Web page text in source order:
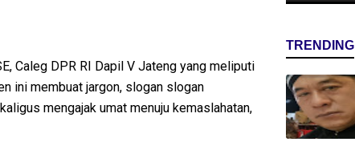
Caleg DPR RI Dapil V Jateng yang meliputi
ini membuat jargon, slogan slogan
mengajak umat menuju kemaslahatan,
TRENDING